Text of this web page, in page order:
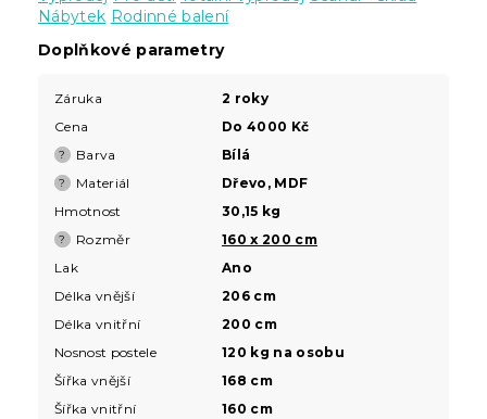
Nábytek Rodinné balení
Doplňkové parametry
Záruka
2 roky
Cena
Do 4000 Kč
? Barva Bílá
? Materiál
Dřevo, MDF
Hmotnost
30,15 kg
? Rozměr
160 x 200 cm
Lak
Ano
Délka vnější
206 cm
Délka vnitřní
200 cm
Nosnost postele
120 kg na osobu
Šířka vnější
168 cm
Šířka vnitřní
160 cm